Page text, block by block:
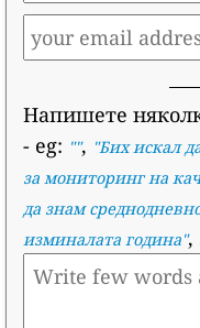
Напишете
- eg: "", "Бих искал
за мониторинг на
да знам
изминалата година",